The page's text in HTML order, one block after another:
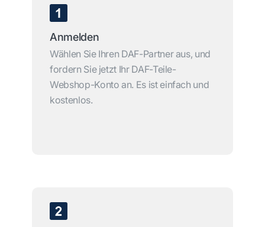
Anmelden
Wählen Sie Ihren DAF-Partner aus, und
fordern Sie jetzt Ihr DAF-Teile-
Webshop-Konto an. Es ist einfach und
kostenlos.